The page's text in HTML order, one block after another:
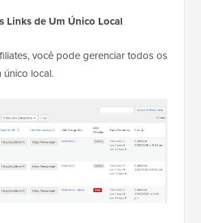
Links de Um Único Local
você pode gerenciar todos os
único local.